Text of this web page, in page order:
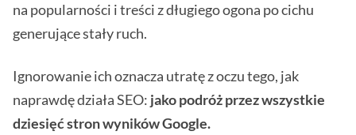
na popularności i treści z długiego ogona po cichu
generujące stały ruch.
Ignorowanie ich oznacza utratę z oczu tego, jak
naprawdę działa SEO: jako podróż przez wszystkie
dziesięć stron wyników Google.